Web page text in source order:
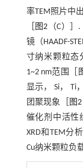
率TEM照片中
图2 （C）
镜（HAADF-
寸纳米颗粒态
1~2 nm范围［
显示， Si， Ti
团聚现象［
图2
催化剂中活性
XRD和TEM分
Cu纳米颗粒负